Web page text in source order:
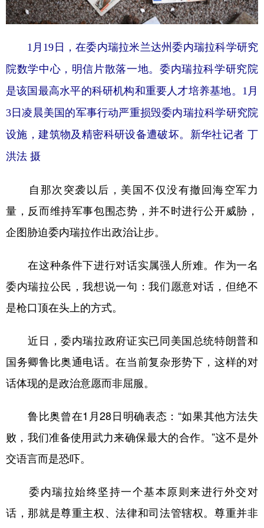
辽宁 吉林 上海 江苏
河南 湖北 湖南
陕西 甘肃 青海 宁夏
新疆
多语种频道
1月19日，在委内瑞拉米兰达州委内瑞拉科学研究
院数学中心，明信片散落一地。委内瑞拉科学研究院
是该国最高水平的科研机构和重要人才培养基地。1月
3日凌晨美国的军事行动严重损毁委内瑞拉科学研究院
设施，建筑物及精密科研设备遭破坏。新华社记者 丁
洪法 摄
自那次突袭以后，美国不仅没有撤回海空军力
量，反而维持军事包围态势，并不时进行公开威胁，
企图胁迫委内瑞拉作出政治让步。
在这种条件下进行对话实属强人所难。作为一名
委内瑞拉公民，我想说一句：我们愿意对话，但绝不
是枪口顶在头上的方式。
近日，委内瑞拉政府证实已同美国总统特朗普和
国务卿鲁比奥通电话。在当前复杂形势下，这样的对
话体现的是政治意愿而非屈服。
鲁比奥曾在1月28日明确表态：“如果其他方法失
败，我们准备使用武力来确保最大的合作。”这不是外
交语言而是恐吓。
委内瑞拉始终坚持一个基本原则来进行外交对
话，那就是尊重主权、法律和司法管辖权。尊重并非